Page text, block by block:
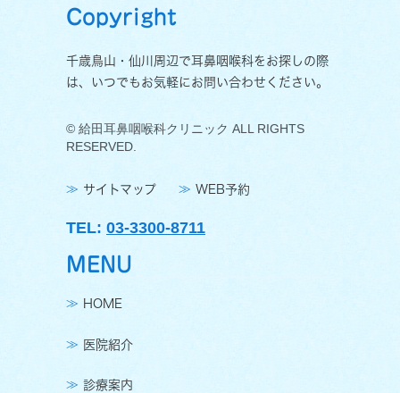
Copyright
千歳鳥山・仙川周辺で耳鼻咽喉科をお探しの際
は、いつでもお気軽にお問い合わせください。
© 給田耳鼻咽喉科クリニック ALL RIGHTS
RESERVED.
サイトマップ WEB予約
TEL: 03-3300-8711
MENU
HOME
医院紹介
診療案内